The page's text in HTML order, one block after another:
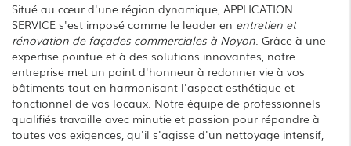
Situé au cœur d'une région dynamique, APPLICATION
SERVICE s'est imposé comme le leader en entretien et
rénovation de façades commerciales à Noyon. Grâce à une
expertise pointue et à des solutions innovantes, notre
entreprise met un point d'honneur à redonner vie à vos
bâtiments tout en harmonisant l'aspect esthétique et
fonctionnel de vos locaux. Notre équipe de professionnels
qualifiés travaille avec minutie et passion pour répondre à
toutes vos exigences, qu'il s'agisse d'un nettoyage intensif,